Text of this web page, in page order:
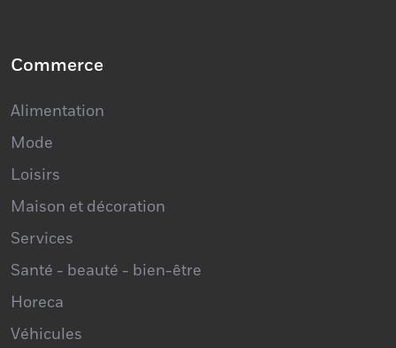
Mode
Loisirs
Maison et décoration
Services
Santé - beauté - bien-être
Horeca
Véhicules
Construction